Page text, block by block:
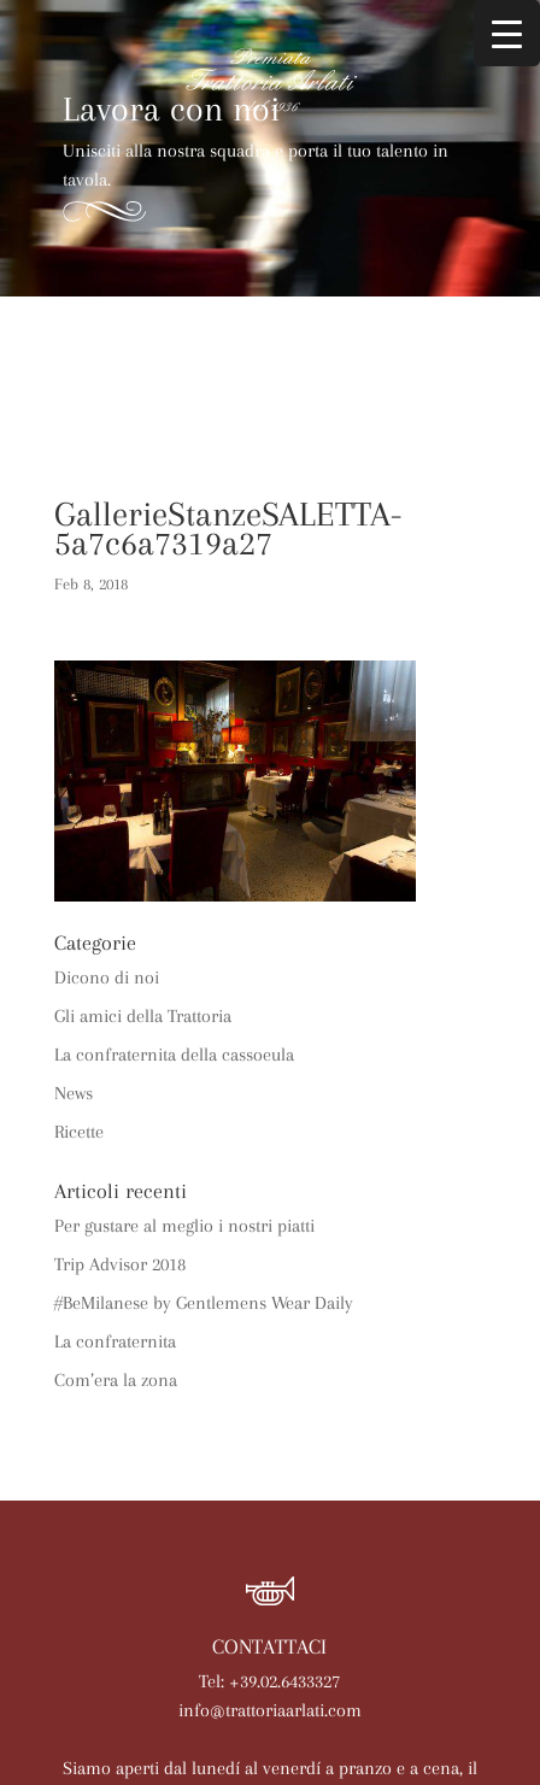
Lavora con noi
Unisciti alla nostra squadra e porta il tuo talento in
tavola.
GallerieStanzeSALETTA-
5a7c6a7319a27
Feb 8, 2018
Categorie
Dicono di noi
Gli amici della Trattoria
La confraternita della cassoeula
News
Ricette
Articoli recenti
Per gustare al meglio i nostri piatti
Trip Advisor 2018
#BeMilanese by Gentlemens Wear Daily
La confraternita
Com’era la zona
CONTATTACI
Tel: +39.02.6433327
info@trattoriaarlati.com
Siamo aperti dal lunedí al venerdí a pranzo e a cena, il